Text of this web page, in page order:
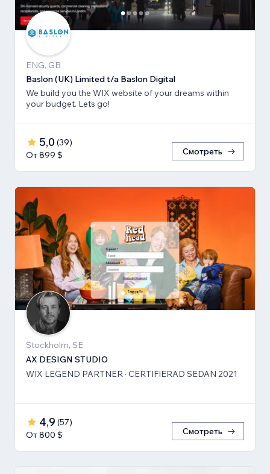
ENG, GB
Baslon (UK) Limited t/a Baslon Digital
We build you the WIX website of your dreams within
your budget. Lets go!
5,0 (39)
От 899 $
Смотреть
Stockholm, SE
AX DESIGN STUDIO
WIX LEGEND PARTNER · CERTIFIERAD SEDAN 2021
4,9 (57)
От 800 $
Смотреть